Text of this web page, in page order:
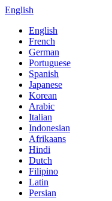
English
English
French
German
Portuguese
Spanish
Japanese
Korean
Arabic
Italian
Indonesian
Afrikaans
Hindi
Dutch
Filipino
Latin
Persian